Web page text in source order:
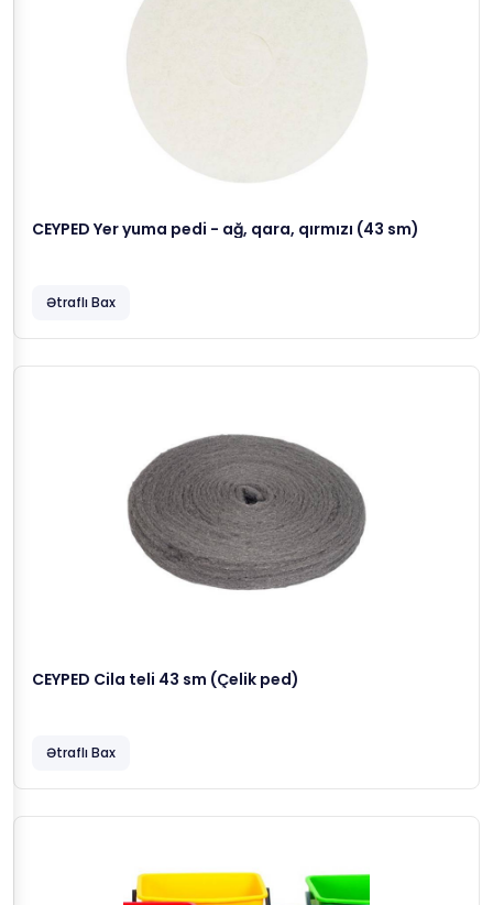
CEYPED Yer yuma pedi - ağ, qara, qırmızı (43 sm)
Ətraflı Bax
CEYPED Cila teli 43 sm (Çelik ped)
Ətraflı Bax